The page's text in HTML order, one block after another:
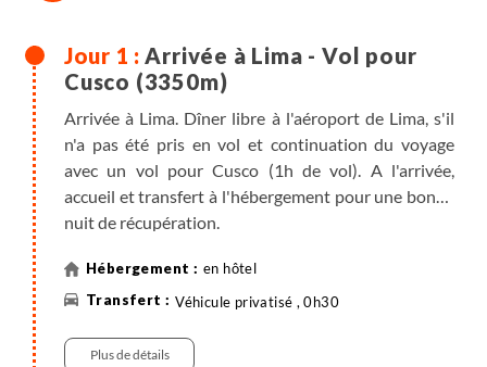
Arrivée à Lima - Vol pour
Cusco (3350m)
Arrivée à Lima. Dîner libre à l'aéroport de Lima, s'il
n'a pas été pris en vol et continuation du voyage
avec un vol pour Cusco (1h de vol). A l'arrivée,
accueil et transfert à l'hébergement pour une bonne
nuit de récupération.
Notes :
- le vol Lima-Cusco est non accompagné
réservation, il est possible de passer une nuit à Lima
en hôtel
Véhicule privatisé , 0h30
Plus de détails